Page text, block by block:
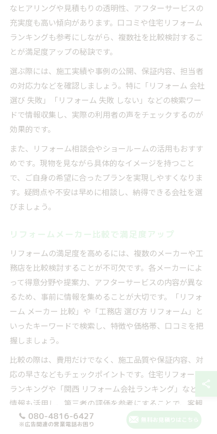
なヒアリングや見積もりの透明性、アフターサービスの
充実度も高い傾向があります。口コミや住宅リフォーム
ランキングも参考にしながら、複数社を比較検討するこ
とが満足度アップの秘訣です。
選ぶ際には、施工実績や事例の公開、保証内容、担当者
の対応力などを確認しましょう。特に「リフォーム 会社
選び 失敗」「リフォーム 失敗 しない」などの検索ワー
ドで情報収集し、実際の利用者の声をチェックするのが
効果的です。
また、リフォーム相談会やショールームの活用もおすす
めです。現物を見ながら具体的なイメージを持つこと
で、ご自身の希望に合ったプランを実現しやすくなりま
す。疑問点や不安は早めに相談し、納得できる会社を選
びましょう。
リフォームメーカー比較で満足度アップ
リフォームの満足度を高めるには、複数のメーカーや工
務店を比較検討することが不可欠です。各メーカーによ
って得意分野や提案力、アフターサービスの内容が異な
るため、事前に情報を集めることが大切です。「リフォ
ーム メーカー 比較」や「工務店 選び方 リフォーム」と
いったキーワードで検索し、特徴や価格帯、口コミを把
握しましょう。
比較の際は、費用だけでなく、施工品質や保証内容、対
応の早さなどもチェックポイントです。住宅リフォーム
ランキングや「関西 リフォーム会社ランキング」などの
情報も活用し、第三者の評価を参考にすることで、客観
的な判断が可能になります。
080-4816-6427
※広告関連の営業電話お困り
無料お見積りはこちら